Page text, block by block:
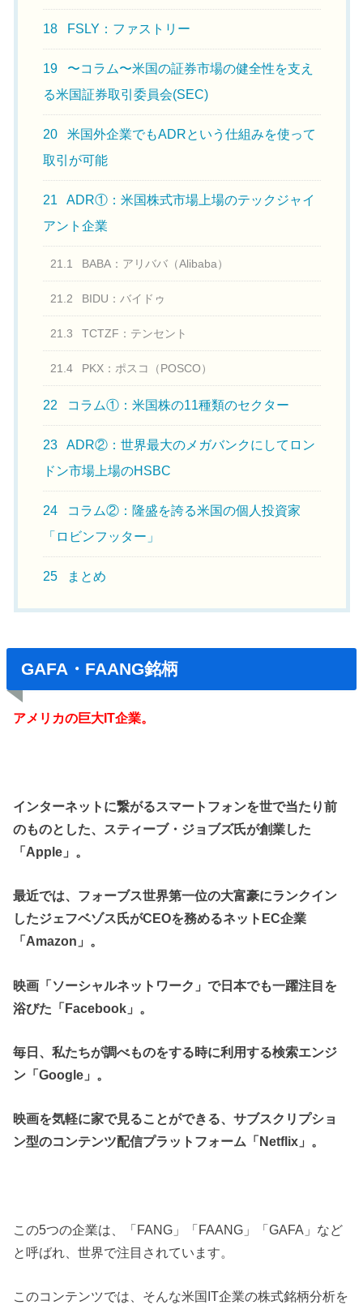
18 FSLY：ファストリー
19
〜コラム〜米国の証券市場の健全性を支え
る米国証券取引委員会(SEC)
20
米国外企業でもADRという仕組みを使って
取引が可能
21
ADR①：米国株式市場上場のテックジャイ
アント企業
21.1 BABA：アリババ（Alibaba）
21.2 BIDU：バイドゥ
21.3 TCTZF：テンセント
21.4 PKX：ポスコ（POSCO）
22 コラム①：米国株の11種類のセクター
23
ADR②：世界最大のメガバンクにしてロン
ドン市場上場のHSBC
24
コラム②：隆盛を誇る米国の個人投資家
「ロビンフッター」
25 まとめ
GAFA・FAANG銘柄
アメリカの巨大IT企業。
インターネットに繋がるスマートフォンを世で当たり前
のものとした、スティーブ・ジョブズ氏が創業した
「Apple」。
最近では、フォーブス世界第一位の大富豪にランクイン
したジェフベゾス氏がCEOを務めるネットEC企業
「Amazon」。
映画「ソーシャルネットワーク」で日本でも一躍注目を
浴びた「Facebook」。
毎日、私たちが調べものをする時に利用する検索エンジ
ン「Google」。
映画を気軽に家で見ることができる、サブスクリプショ
ン型のコンテンツ配信プラットフォーム「Netflix」。
この5つの企業は、「FANG」「FAANG」「GAFA」など
と呼ばれ、世界で注目されています。
このコンテンツでは、そんな米国IT企業の株式銘柄分析を